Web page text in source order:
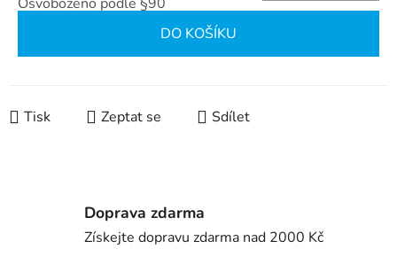
Osvobozeno podle §90
DO KOŠÍKU
Tisk Zeptat se Sdílet
Doprava zdarma
Získejte dopravu zdarma nad 2000 Kč